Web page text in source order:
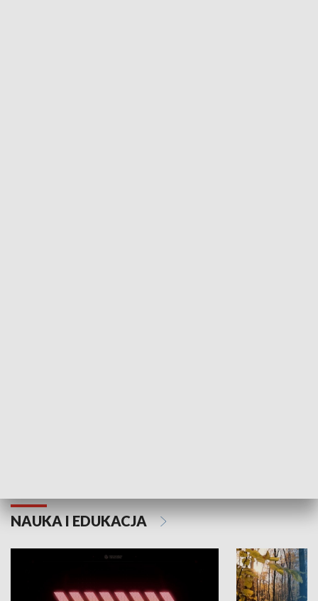
NAUKA I EDUKACJA